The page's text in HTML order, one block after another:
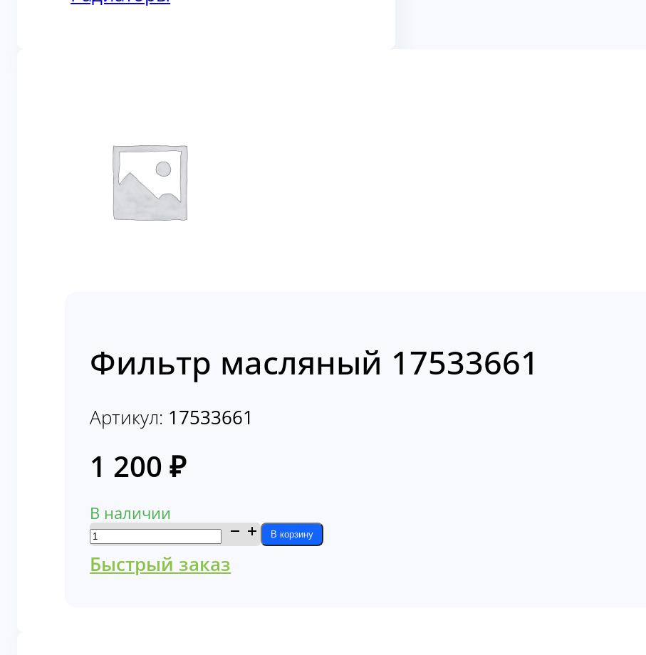
Фильтр масляный 17533661
Артикул: 17533661
1 200₽
В наличии
Количество
товара
Фильтр
В корзину
Быстрый заказ